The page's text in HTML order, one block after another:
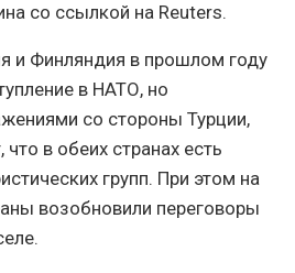
со ссылкой на Reuters.
и Финляндия в прошлом году
в НАТО, но
со стороны Турции,
в обеих странах есть
групп. При этом на
возобновили переговоры